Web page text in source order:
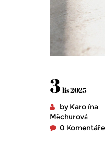
3 lis 2025
by Karolína
Měchurová
0 Komentáře